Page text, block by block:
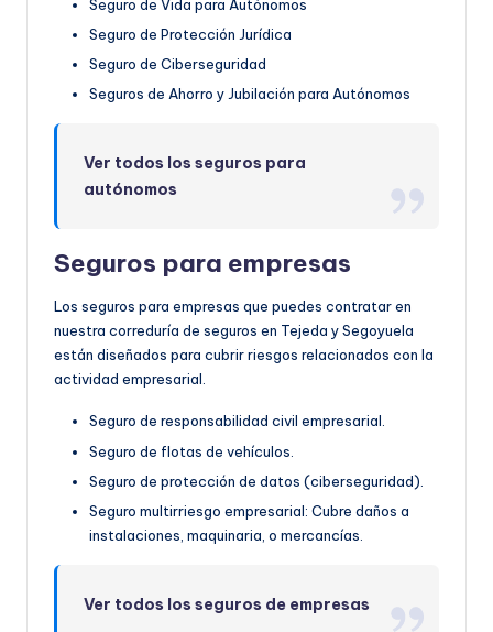
Seguro de Vida para Autónomos
Seguro de Protección Jurídica
Seguro de Ciberseguridad
Seguros de Ahorro y Jubilación para Autónomos
Ver todos los seguros para
autónomos
Seguros para empresas
Los seguros para empresas que puedes contratar en
nuestra correduría de seguros en Tejeda y Segoyuela
están diseñados para cubrir riesgos relacionados con la
actividad empresarial.
Seguro de responsabilidad civil empresarial.
Seguro de flotas de vehículos.
Seguro de protección de datos (ciberseguridad).
Seguro multirriesgo empresarial: Cubre daños a
instalaciones, maquinaria, o mercancías.
Ver todos los seguros de empresas